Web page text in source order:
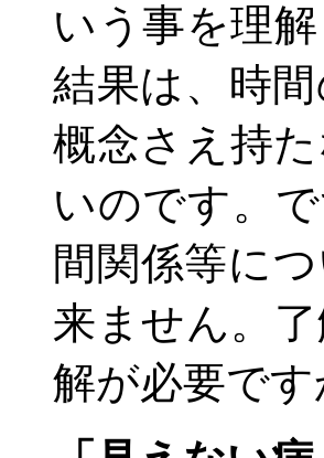
いう事を理
結果は、時
概念さえ持
いのです。
間関係等に
来ません。
解が必要で